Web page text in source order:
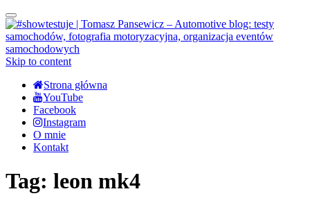
Toggle
navigation
Skip to content
Strona główna
YouTube
Facebook
Instagram
O mnie
Kontakt
Tag: leon mk4